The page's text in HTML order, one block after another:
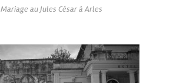
Mariage au Jules César à Arles